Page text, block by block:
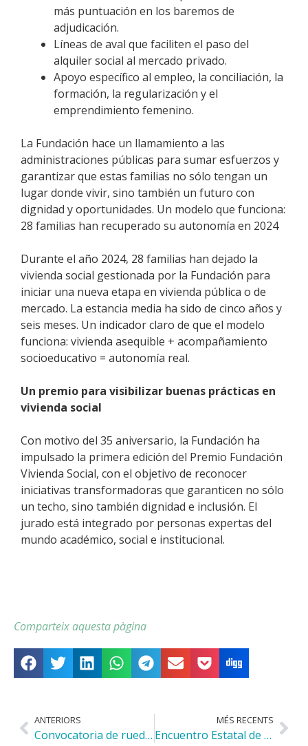
más puntuación en los baremos de
adjudicación.
Líneas de aval que faciliten el paso del
alquiler social al mercado privado.
Apoyo específico al empleo, la conciliación, la
formación, la regularización y el
emprendimiento femenino.
La Fundación hace un llamamiento a las
administraciones públicas para sumar esfuerzos y
garantizar que estas familias no sólo tengan un
lugar donde vivir, sino también un futuro con
dignidad y oportunidades. Un modelo que funciona:
28 familias han recuperado su autonomía en 2024
Durante el año 2024, 28 familias han dejado la
vivienda social gestionada por la Fundación para
iniciar una nueva etapa en vivienda pública o de
mercado. La estancia media ha sido de cinco años y
seis meses. Un indicador claro de que el modelo
funciona: vivienda asequible + acompañamiento
socioeducativo = autonomía real.
Un premio para visibilizar buenas prácticas en
vivienda social
Con motivo del 35 aniversario, la Fundación ha
impulsado la primera edición del Premio Fundación
Vivienda Social, con el objetivo de reconocer
iniciativas transformadoras que garanticen no sólo
un techo, sino también dignidad e inclusión. El
jurado está integrado por personas expertas del
mundo académico, social e institucional.
Comparteix aquesta pàgina
ANTERIORS
Convocatoria de rueda de prensa de 2 de julio de 2025
MÉS RECENTS
Encuentro Estatal de Activismo Juvenil: una vivienda digna en Valladolid